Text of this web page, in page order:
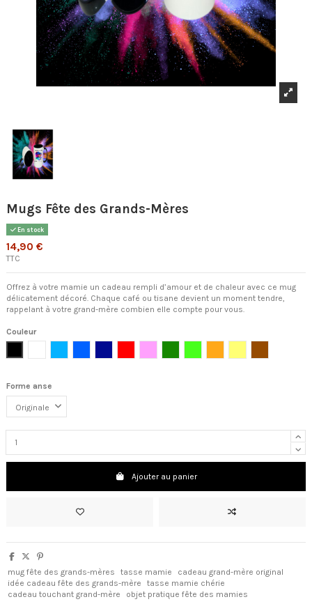
Mugs Fête des Grands-Mères
En stock
14,90 €
TTC
Offrez à votre mamie un cadeau rempli d’amour et de chaleur avec ce mug
délicatement décoré. Chaque café ou tisane devient un moment tendre,
rappelant à votre grand-mère combien elle compte pour vous.
Couleur
Forme anse
Ajouter au panier
mug fête des grands-mères tasse mamie
cadeau grand-mère original
idée cadeau fête des grands-mère
tasse mamie chérie
cadeau touchant grand-mère
objet pratique fête des mamies